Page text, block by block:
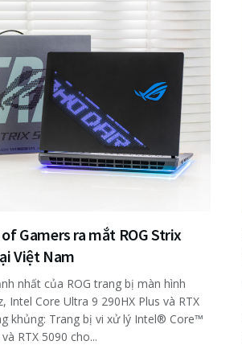
Gamers ra mắt ROG Strix
Việt Nam
nhất của ROG trang bị màn hình
Intel Core Ultra 9 290HX Plus và RTX
khủng: Trang bị vi xử lý Intel® Core™
RTX 5090 cho...